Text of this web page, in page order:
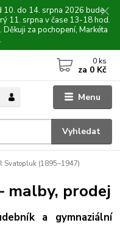
10. do 14. srpna 2026 bude
11. srpna v čase 13-18 hod.
za pochopení, Markéta
Menu
Vyhledat
0 ks
za 0 Kč
Svatopluk (1895–1947)
malby, prodej
a gymnaziální